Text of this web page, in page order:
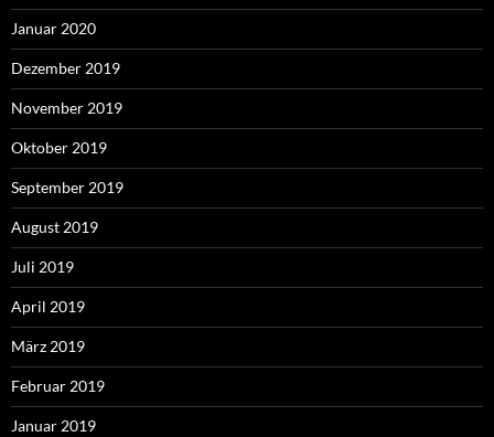
Januar 2020
Dezember 2019
November 2019
Oktober 2019
September 2019
August 2019
Juli 2019
April 2019
März 2019
Februar 2019
Januar 2019